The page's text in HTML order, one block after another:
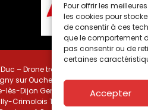
Pour offrir les
les cookies pour
de consentir à ces
que le comportement
pas consentir ou de
certaines
Accepter
– Drone traitement
sur Ouche Brazey en plaineBressey-
lès-Dijon Genlis Hauteville-lès-
Crimolois Traitement façades par